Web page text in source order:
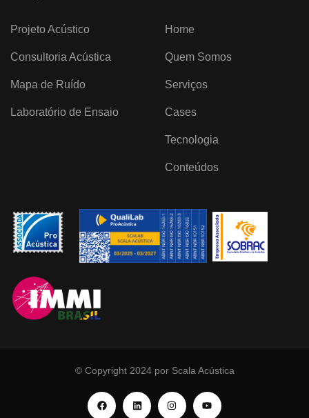
Projeto Acústico
Consultoria Acústica
Mapa de Ruído
Laboratório de Ensaio
Home
Quem Somos
Serviços
Cases
Tecnologia
Conteúdos
© Copyright 2024 por Scala Acústica